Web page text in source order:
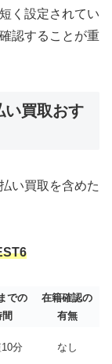
く設定されてい
認することが重
い買取おす
い買取を含めた
での
間
在籍確認の
有無
分 なし